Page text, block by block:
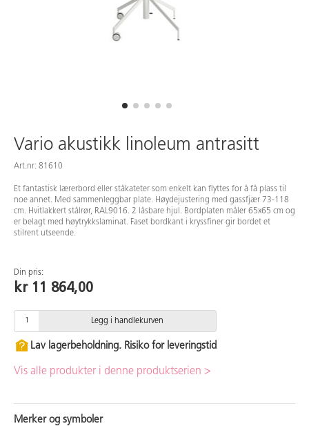
Vario akustikk linoleum antrasitt
Art.nr: 81610
Et fantastisk lærerbord eller ståkateter som enkelt kan flyttes for å få plass til
noe annet. Med sammenleggbar plate. Høydejustering med gassfjær 73-118
cm. Hvitlakkert stålrør, RAL9016. 2 låsbare hjul. Bordplaten måler 65x65 cm og
er belagt med høytrykkslaminat. Faset bordkant i kryssfiner gir bordet et
stilrent utseende.
Din pris:
kr 11 864,00
Legg i handlekurven
Lav lagerbeholdning. Risiko for leveringstid
Vis alle produkter i denne produktserien >
Merker og symboler